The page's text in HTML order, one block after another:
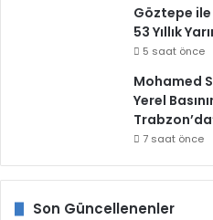
Göztepe
53 Yıllık
5 saat önce
Mohamed
Yerel
7 saat önce
Son Güncellenenler